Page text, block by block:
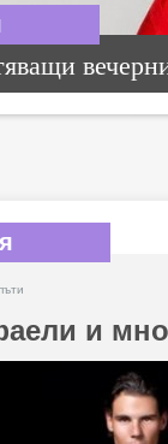
и